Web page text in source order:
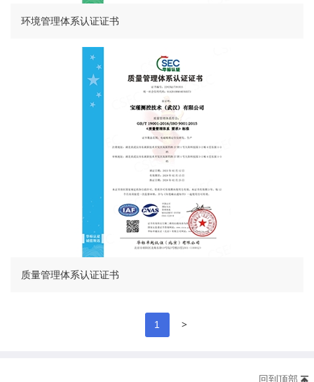
环境管理体系认证证书
质量管理体系认证证书
1 >
回到顶部